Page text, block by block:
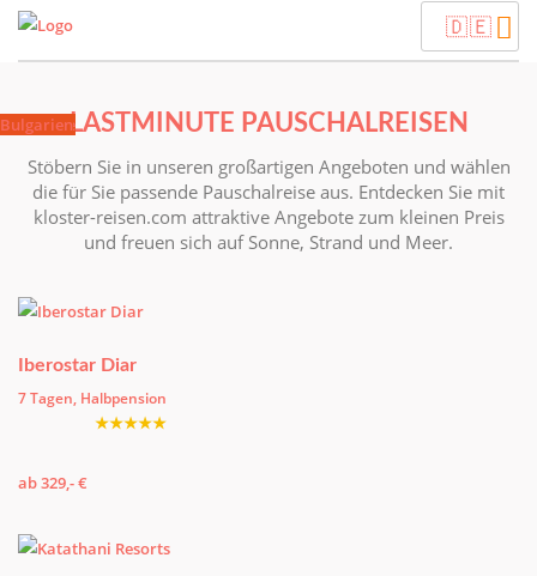
🇩🇪
LASTMINUTE PAUSCHALREISEN
Stöbern Sie in unseren großartigen Angeboten und wählen
die für Sie passende Pauschalreise aus. Entdecken Sie mit
kloster-reisen.com attraktive Angebote zum kleinen Preis
und freuen sich auf Sonne, Strand und Meer.
Tunesien
Iberostar Diar
7 Tagen, Halbpension
★★★★★
ab 329,- €
Thailand
Türkei
Korfu
Lanzarote
Bulgarien